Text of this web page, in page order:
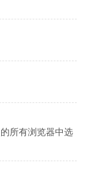
所有浏览器中选